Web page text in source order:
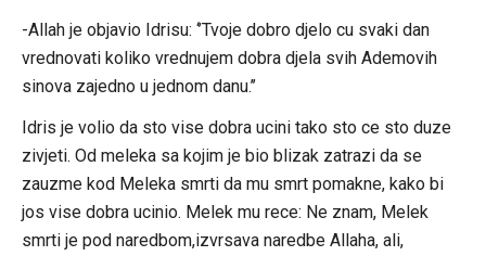
-Allah je objavio Idrisu: ‘’Tvoje dobro djelo cu svaki dan
vrednovati koliko vrednujem dobra djela svih Ademovih
sinova zajedno u jednom danu.’’
Idris je volio da sto vise dobra ucini tako sto ce sto duze
zivjeti. Od meleka sa kojim je bio blizak zatrazi da se
zauzme kod Meleka smrti da mu smrt pomakne, kako bi
jos vise dobra ucinio. Melek mu rece: Ne znam, Melek
smrti je pod naredbom,izvrsava naredbe Allaha, ali,